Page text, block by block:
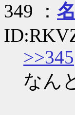
349 ：
>>345
なん